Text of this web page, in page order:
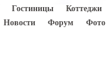
Гостиницы Коттеджи
Новости Форум Фото